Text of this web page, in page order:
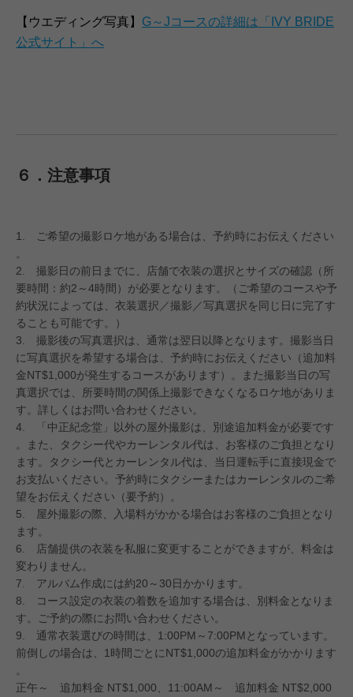
【ウエディング写真】 G～Jコースの詳細は「IVY BRIDE
公式サイト」へ
６．注意事項
1. ご希望の撮影ロケ地がある場合は、予約時にお伝えください
。
2. 撮影日の前日までに、店舗で衣装の選択とサイズの確認（所
要時間：約2～4時間）が必要となります。（ご希望のコースや予
約状況によっては、衣装選択／撮影／写真選択を同じ日に完了す
ることも可能です。）
3. 撮影後の写真選択は、通常は翌日以降となります。撮影当日
に写真選択を希望する場合は、予約時にお伝えください（追加料
金NT$1,000が発生するコースがあります）。また撮影当日の写
真選択では、所要時間の関係上撮影できなくなるロケ地がありま
す。詳しくはお問い合わせください。
4. 「中正紀念堂」以外の屋外撮影は、別途追加料金が必要です
。また、タクシー代やカーレンタル代は、お客様のご負担となり
ます。タクシー代とカーレンタル代は、当日運転手に直接現金で
お支払いください。予約時にタクシーまたはカーレンタルのご希
望をお伝えください（要予約）。
5. 屋外撮影の際、入場料がかかる場合はお客様のご負担となり
ます。
6. 店舗提供の衣装を私服に変更することができますが、料金は
変わりません。
7. アルバム作成には約20～30日かかります。
8. コース設定の衣装の着数を追加する場合は、別料金となりま
す。ご予約の際にお問い合わせください。
9. 通常衣装選びの時間は、1:00PM～7:00PMとなっています。
前倒しの場合は、1時間ごとにNT$1,000の追加料金がかかります
。
正午～ 追加料金 NT$1,000、11:00AM～ 追加料金 NT$2,000